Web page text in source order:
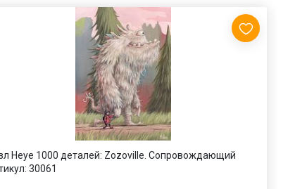
Heye 1000 деталей: Zozoville. Сопровождающий
30061